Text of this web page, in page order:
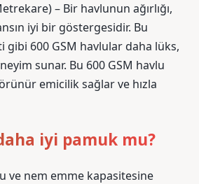
– Bir havlunun ağırlığı,
iyi bir göstergesidir. Bu
gibi 600 GSM havlular daha lüks,
sunar. Bu 600 GSM havlu
emicilik sağlar ve hızla
iyi pamuk mu?
ve nem emme kapasitesine